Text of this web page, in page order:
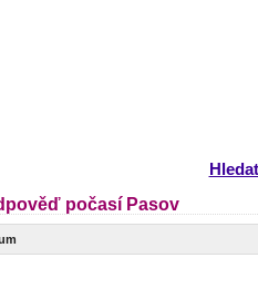
počasí Pasov